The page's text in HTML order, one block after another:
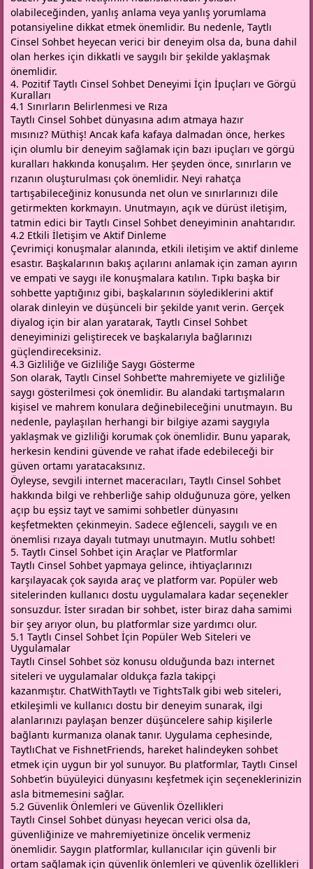
olabileceğinden, yanlış anlama veya yanlış yorumlama
potansiyeline dikkat etmek önemlidir. Bu nedenle, Taytlı
Cinsel Sohbet heyecan verici bir deneyim olsa da, buna dahil
olan herkes için dikkatli ve saygılı bir şekilde yaklaşmak
önemlidir.
4. Pozitif Taytlı Cinsel Sohbet Deneyimi İçin İpuçları ve Görgü
Kuralları
4.1 Sınırların Belirlenmesi ve Rıza
Taytlı Cinsel Sohbet dünyasına adım atmaya hazır
mısınız? Müthiş! Ancak kafa kafaya dalmadan önce, herkes
için olumlu bir deneyim sağlamak için bazı ipuçları ve görgü
kuralları hakkında konuşalım. Her şeyden önce, sınırların ve
rızanın oluşturulması çok önemlidir. Neyi rahatça
tartışabileceğiniz konusunda net olun ve sınırlarınızı dile
getirmekten korkmayın. Unutmayın, açık ve dürüst iletişim,
tatmin edici bir Taytlı Cinsel Sohbet deneyiminin anahtarıdır.
4.2 Etkili İletişim ve Aktif Dinleme
Çevrimiçi konuşmalar alanında, etkili iletişim ve aktif dinleme
esastır. Başkalarının bakış açılarını anlamak için zaman ayırın
ve empati ve saygı ile konuşmalara katılın. Tıpkı başka bir
sohbette yaptığınız gibi, başkalarının söylediklerini aktif
olarak dinleyin ve düşünceli bir şekilde yanıt verin. Gerçek
diyalog için bir alan yaratarak, Taytlı Cinsel Sohbet
deneyiminizi geliştirecek ve başkalarıyla bağlarınızı
güçlendireceksiniz.
4.3 Gizliliğe ve Gizliliğe Saygı Gösterme
Son olarak, Taytlı Cinsel Sohbet’te mahremiyete ve gizliliğe
saygı gösterilmesi çok önemlidir. Bu alandaki tartışmaların
kişisel ve mahrem konulara değinebileceğini unutmayın. Bu
nedenle, paylaşılan herhangi bir bilgiye azami saygıyla
yaklaşmak ve gizliliği korumak çok önemlidir. Bunu yaparak,
herkesin kendini güvende ve rahat ifade edebileceği bir
güven ortamı yaratacaksınız.
Öyleyse, sevgili internet maceracıları, Taytlı Cinsel Sohbet
hakkında bilgi ve rehberliğe sahip olduğunuza göre, yelken
açıp bu eşsiz tayt ve samimi sohbetler dünyasını
keşfetmekten çekinmeyin. Sadece eğlenceli, saygılı ve en
önemlisi rızaya dayalı tutmayı unutmayın. Mutlu sohbet!
5. Taytlı Cinsel Sohbet için Araçlar ve Platformlar
Taytlı Cinsel Sohbet yapmaya gelince, ihtiyaçlarınızı
karşılayacak çok sayıda araç ve platform var. Popüler web
sitelerinden kullanıcı dostu uygulamalara kadar seçenekler
sonsuzdur. İster sıradan bir sohbet, ister biraz daha samimi
bir şey arıyor olun, bu platformlar size yardımcı olur.
5.1 Taytlı Cinsel Sohbet İçin Popüler Web Siteleri ve
Uygulamalar
Taytlı Cinsel Sohbet söz konusu olduğunda bazı internet
siteleri ve uygulamalar oldukça fazla takipçi
kazanmıştır. ChatWithTaytlı ve TightsTalk gibi web siteleri,
etkileşimli ve kullanıcı dostu bir deneyim sunarak, ilgi
alanlarınızı paylaşan benzer düşüncelere sahip kişilerle
bağlantı kurmanıza olanak tanır. Uygulama cephesinde,
TaytlıChat ve FishnetFriends, hareket halindeyken sohbet
etmek için uygun bir yol sunuyor. Bu platformlar, Taytlı Cinsel
Sohbet’in büyüleyici dünyasını keşfetmek için seçeneklerinizin
asla bitmemesini sağlar.
5.2 Güvenlik Önlemleri ve Güvenlik Özellikleri
Taytlı Cinsel Sohbet dünyası heyecan verici olsa da,
güvenliğinize ve mahremiyetinize öncelik vermeniz
önemlidir. Saygın platformlar, kullanıcılar için güvenli bir
ortam sağlamak için güvenlik önlemleri ve güvenlik özellikleri